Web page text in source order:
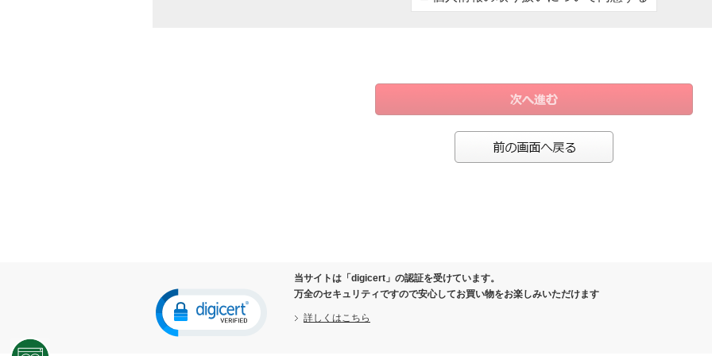
お取り寄せ商品が入荷した際、お客様にご連絡させていただくため
修理ご依頼の際、修理された製品の履歴を管理させていただくため
情報関連商品の修理をご依頼の際に当社と覚書を交わさせていただいた場合
ダイレクトメールやメールマガジン、スマートフォンアプリ等でクーポン等の特典をお届けさせていただくため
人の生命、身体または財産の保護のために必要がある場合であって、ご本人さまの同意を得ることが困難であると
公衆衛生の向上または児童の健全な育成の推進のために特に必要がある場合であって、ご本人さまの同意を得るこ
国の機関もしくは地方公共団体またはその委託を受けた者が法令の定める事務を遂行することに対して協力する
当サイトは「digicert」の認証を受けています。
万全のセキュリティですので安心してお買い物をお楽しみいただけます
詳しくはこちら